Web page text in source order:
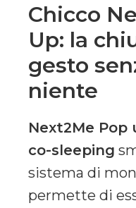
Chicco
Up: la
gesto
niente
Next2Me Pop
co-sleeping
sistema di
permette di